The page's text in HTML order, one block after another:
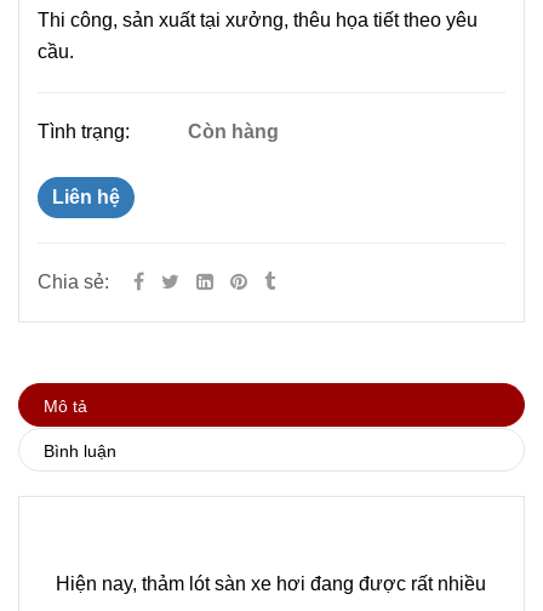
Thi công, sản xuất tại xưởng, thêu họa tiết theo yêu
cầu.
Tình trạng: Còn hàng
Liên hệ
Chia sẻ:
Mô tả
Bình luận
Hiện nay, thảm lót sàn xe hơi đang được rất nhiều